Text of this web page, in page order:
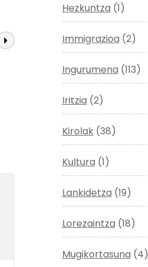
Hezkuntza (1)
Immigrazioa (2)
Ingurumena (113)
Iritzia (2)
Kirolak(38)
Kultura (1)
Lankidetza (19)
Lorezaintza (18)
Mugikortasuna (4)